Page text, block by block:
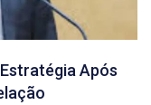
Após